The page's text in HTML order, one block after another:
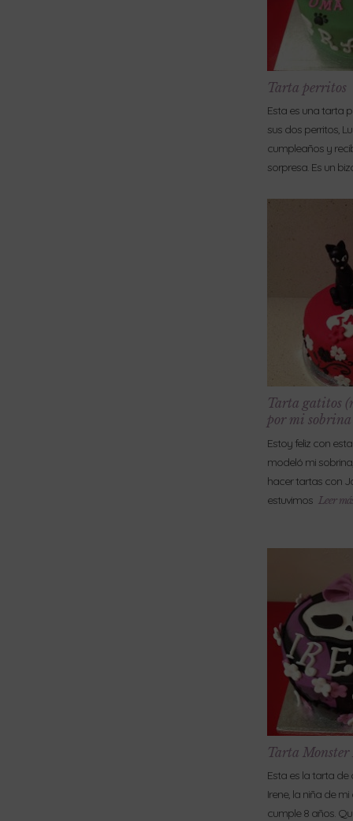
Tarta perritos
Esta es una tarta
sus dos perritos,
cumpleaños y
sorpresa. Es un
Tarta gatitos
por mi
Estoy feliz con
modeló mi
hacer tartas con
estuvimos Leer
Tarta
Esta es la tarta
Irene, la niña de
cumple 8 años.